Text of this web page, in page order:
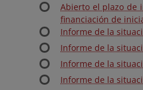
Abierto el plazo de
financiación de
Informe de la
Informe de la
Informe de la
Informe de la